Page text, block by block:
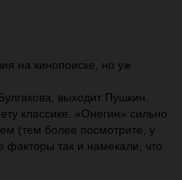
на кинопоиске, но уж
выходит Пушкин.
классике. «Онегин» сильно
(тем более посмотрите, у
факторы так и намекали, что